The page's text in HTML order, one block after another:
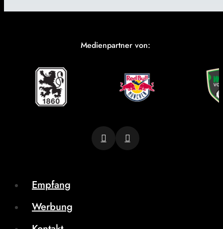
Medienpartner von:
Empfang
Werbung